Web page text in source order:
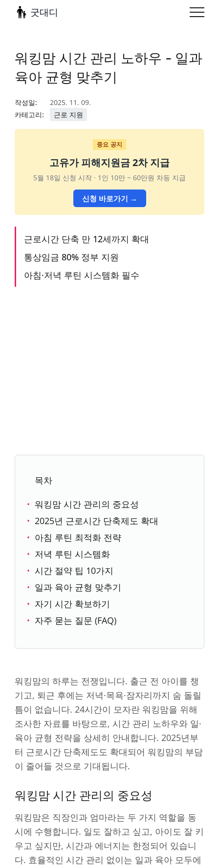
굿대디
워킹맘 시간 관리 노하우 - 일과
육아 균형 맞추기
작성일:
2025. 11. 09.
카테고리:
근로 지원
중요 공지
고유가 피해지원금 2차 지급
5월 18일 신청 시작 · 1인 10만 ~ 60만원 차등 지급
신청 바로가기 →
근로시간 단축 만 12세까지 확대
통상임금 80% 정부 지원
아침·저녁 루틴 시스템화 필수
목차
워킹맘 시간 관리의 중요성
2025년 근로시간 단축제도 확대
아침 루틴 최적화 전략
저녁 루틴 시스템화
시간 절약 팁 10가지
일과 육아 균형 맞추기
자기 시간 확보하기
자주 묻는 질문 (FAQ)
워킹맘의 하루는 전쟁입니다. 출근 전 아이를 챙
기고, 퇴근 후에는 저녁·목욕·잠자리까지 숨 돌릴
틈이 없습니다. 24시간이 모자란 워킹맘을 위해
조사한 자료를 바탕으로, 시간 관리 노하우와 일·
육아 균형 전략을 상세히 안내합니다. 2025년부
터 근로시간 단축제도도 확대되어 워킹맘의 부담
이 줄어들 것으로 기대됩니다.
워킹맘 시간 관리의 중요성
워킹맘은 직장인과 엄마라는 두 가지 역할을 동
시에 수행합니다. 일도 잘하고 싶고, 아이도 잘 키
우고 싶지만, 시간과 에너지는 한정되어 있습니
다. 효율적인 시간 관리 없이는 일과 육아 모두에